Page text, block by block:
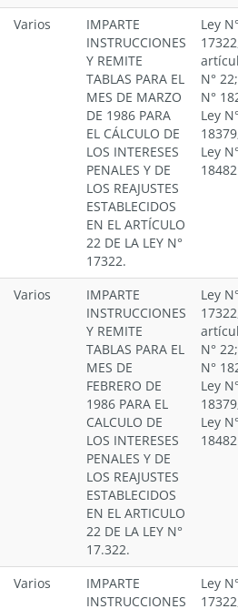
Varios
IMPARTE
INSTRUCCIONES
Y REMITE
TABLAS PARA EL
MES DE MARZO
DE 1986 PARA
EL CÁLCULO DE
LOS INTERESES
PENALES Y DE
LOS REAJUSTES
ESTABLECIDOS
EN EL ARTÍCULO
22 DE LA LEY N°
17322.
Ley
N°
N°
Ley
Ley
18482
Varios
IMPARTE
INSTRUCCIONES
Y REMITE
TABLAS PARA EL
MES DE
FEBRERO DE
1986 PARA EL
CALCULO DE
LOS INTERESES
PENALES Y DE
LOS REAJUSTES
ESTABLECIDOS
EN EL ARTICULO
22 DE LA LEY N°
17.322.
Ley
N°
N°
Ley
Ley
18482
Varios
IMPARTE
INSTRUCCIONES
Ley